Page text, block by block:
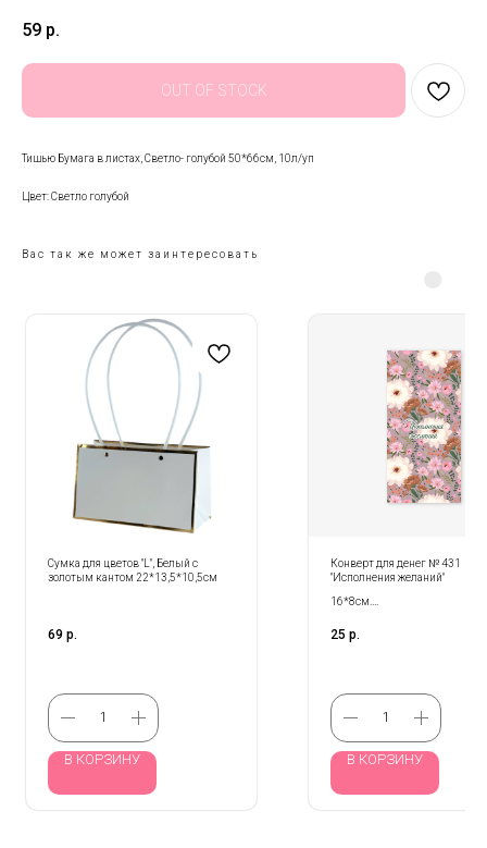
59 р.
OUT OF STOCK
Тишью Бумага в листах, Светло- голубой 50*66см, 10л/уп
Цвет: Светло голубой
Вас так же может заинтересовать
Сумка для цветов "L", Белый с
золотым кантом 22*13,5*10,5см
69 р.
В КОРЗИНУ
Конверт для денег № 431
"Исполнения желаний"
16*8см.
25 р.
В КОРЗИНУ